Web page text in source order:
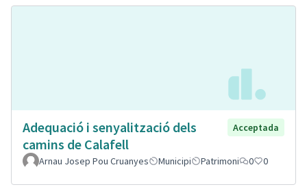
Adequació i senyalització dels
camins de Calafell
Acceptada
Arnau Josep Pou Cruanyes Municipi Patrimoni 0 0